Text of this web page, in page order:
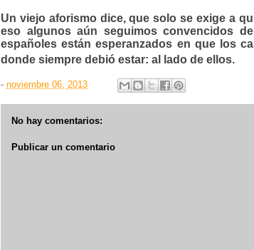
Un viejo aforismo dice, que solo se exige a
eso algunos aún seguimos convencidos
españoles están esperanzados en que los
donde siempre debió estar: al lado de ellos.
- noviembre 06, 2013
No hay comentarios:
Publicar un comentario